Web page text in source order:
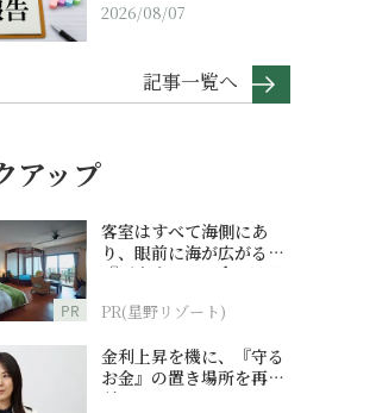
2026/08/07
記事一覧へ
アップ
PR
客室はすべて海側にあ
り、眼前に海が広がる
『西表島ホテル by 星野
PR(星野リゾート)
金利上昇を機に、『守る
お金』の置き場所を再検
討